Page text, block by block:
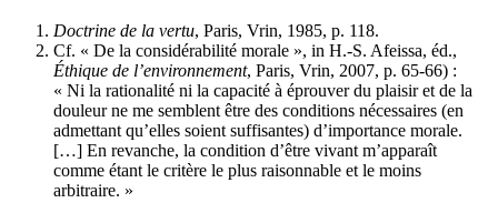
Doctrine de la vertu, Paris, Vrin, 1985, p. 118.
Cf. « De la considérabilité morale », in H.-S. Afeissa, éd.,
Éthique de l’environnement, Paris, Vrin, 2007, p. 65-66) :
« Ni la rationalité ni la capacité à éprouver du plaisir et de la
douleur ne me semblent être des conditions nécessaires (en
admettant qu’elles soient suffisantes) d’importance morale.
[…] En revanche, la condition d’être vivant m’apparaît
comme étant le critère le plus raisonnable et le moins
arbitraire. »